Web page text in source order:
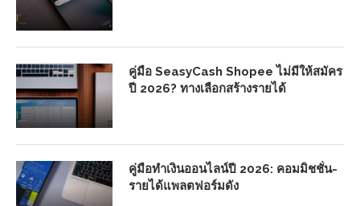
คู่มือ SeasyCash Shopee ไม่มีให้สมัคร
ปี 2026? ทางเลือกสร้างรายได้
คู่มือทำเงินออนไลน์ปี 2026: คอมมิชชั่น-
รายได้แพลตฟอร์มดัง